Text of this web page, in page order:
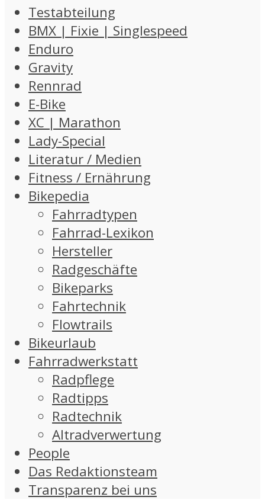
Testabteilung
BMX | Fixie | Singlespeed
Enduro
Gravity
Rennrad
E-Bike
XC | Marathon
Lady-Special
Literatur / Medien
Fitness / Ernährung
Bikepedia
Fahrradtypen
Fahrrad-Lexikon
Hersteller
Radgeschäfte
Bikeparks
Fahrtechnik
Flowtrails
Bikeurlaub
Fahrradwerkstatt
Radpflege
Radtipps
Radtechnik
Altradverwertung
People
Das Redaktionsteam
Transparenz bei uns